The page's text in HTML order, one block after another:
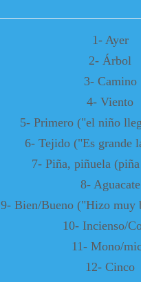
1- Ayer
2- Árbol
3- Camino
4- Viento
5- Primero ("el niño
6- Tejido ("Es grande
7- Piña, piñuela
8- Aguacate
9- Bien/Bueno ("Hizo muy
10- Incienso/
11- Mono/
12- Cinco